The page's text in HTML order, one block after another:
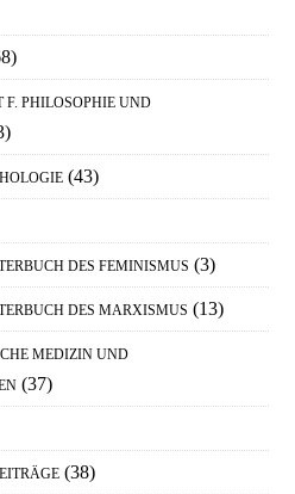
F. PHILOSOPHIE UND
(43)
DES FEMINISMUS (3)
DES MARXISMUS (13)
MEDIZIN UND
(37)
(38)